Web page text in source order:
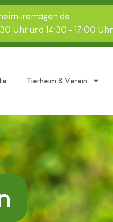
remagen.de
Uhr und 14:30 - 17:00 Uhr
Tierheim & Verein